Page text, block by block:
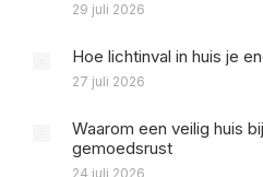
29 juli 2026
Hoe lichtinval in huis je
27 juli 2026
Waarom een veilig huis
gemoedsrust
24 juli 2026